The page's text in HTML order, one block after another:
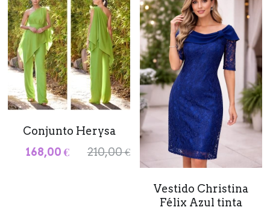
Conjunto Herysa
168,00 €
210,00 €
Vestido Christina
Félix Azul tinta